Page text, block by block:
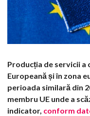
Producția de servicii a
Europeană și în zona
perioada similară din
membru UE unde a
indicator, conform